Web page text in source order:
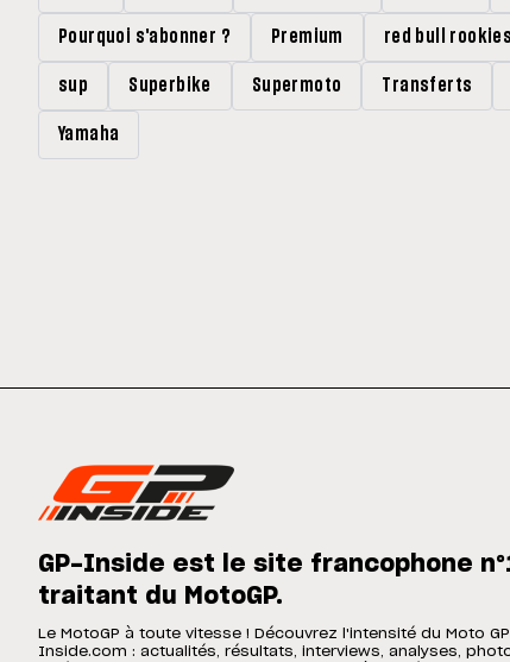
Pourquoi s'abonner ? Premium red bull
sup Superbike Supermoto Transferts
Yamaha
GP-Inside est le site francophone
traitant du MotoGP.
Le MotoGP à toute vitesse ! Découvrez l'intensité du Moto
Inside.com : actualités, résultats, interviews, analyses,